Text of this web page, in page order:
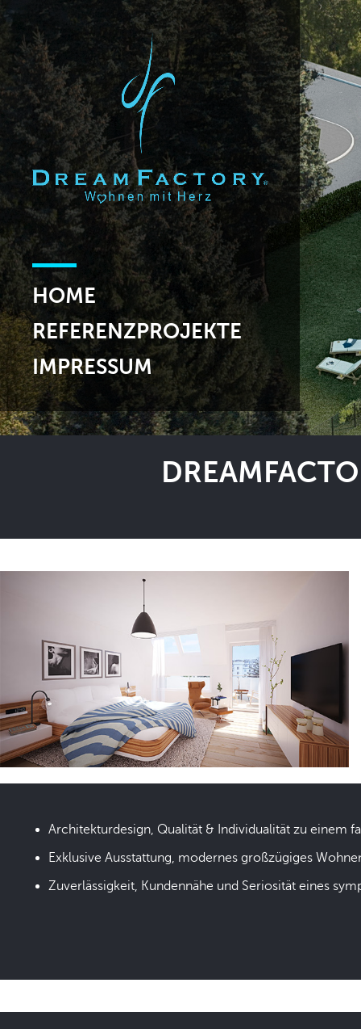
HOME
REFERENZPROJEKTE
IMPRESSUM
Architekturdesign, Qualität & Individualität zu einem
Exklusive Ausstattung, modernes großzügiges
Zuverlässigkeit, Kundennähe und Seriosität eines